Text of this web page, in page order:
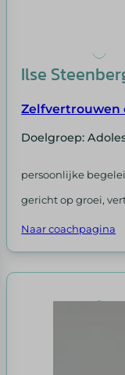
Ilse
Zelfvertrouwen
Doelgroep:
persoonlijke
gericht op groei,
Naar coachpagina